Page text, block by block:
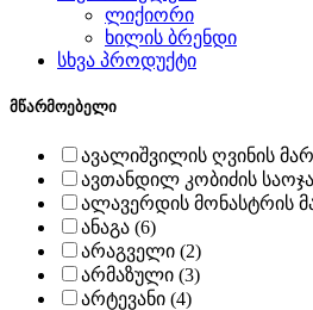
ლიქიორი
ხილის ბრენდი
სხვა პროდუქტი
მწარმოებელი
ავალიშვილის ღვინის
ავთანდილ კობიძის
ალავერდის მონასტრის
ანაგა (6)
არაგველი (2)
არმაზული (3)
არტევანი (4)